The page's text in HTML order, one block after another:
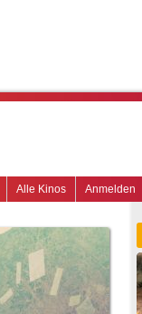
Anmelden
Alle Kinos